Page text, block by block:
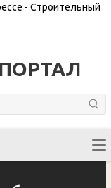
- Строительный